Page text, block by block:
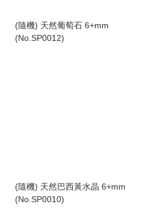
(隨機) 天然葡萄石 6+mm
(No.SP0012)
(隨機) 天然巴西黃水晶 6+mm
(No.SP0010)